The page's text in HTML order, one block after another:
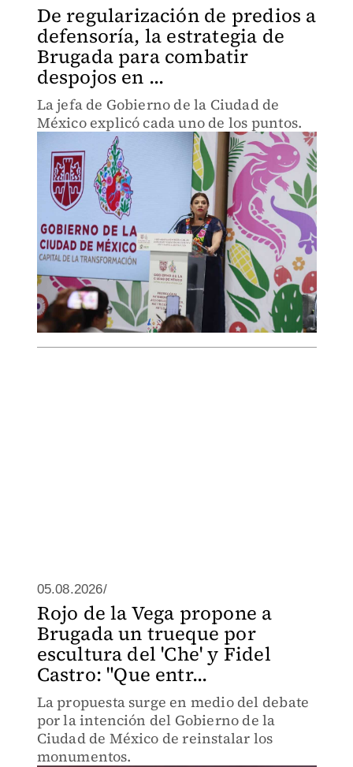
De regularización de predios a
defensoría, la estrategia de
Brugada para combatir
despojos en ...
La jefa de Gobierno de la Ciudad de
México explicó cada uno de los puntos.
05.08.2026/
Rojo de la Vega propone a
Brugada un trueque por
escultura del 'Che' y Fidel
Castro: "Que entr...
La propuesta surge en medio del debate
por la intención del Gobierno de la
Ciudad de México de reinstalar los
monumentos.